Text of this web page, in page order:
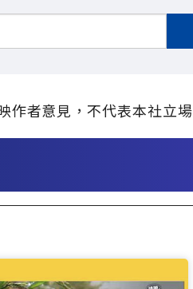
者意見，不代表本社立場